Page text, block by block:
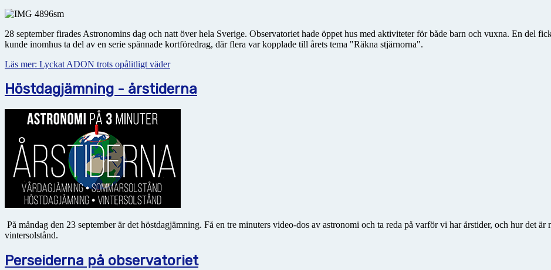
28 september firades Astronomins dag och natt över hela Sverige. Observatoriet hade öppet hus med aktiviteter för både barn och vuxna. En del
kunde inomhus ta del av en serie spännade kortföredrag, där flera var kopplade till årets tema "Räkna stjärnorna".
Läs mer: Lyckat ADON trots opålitligt väder
Höstdagjämning - årstiderna
På måndag den 23 september är det höstdagjämning. Få en tre minuters video-dos av astronomi och ta reda på varför vi har årstider, och hur det
vintersolstånd.
Perseiderna på observatoriet